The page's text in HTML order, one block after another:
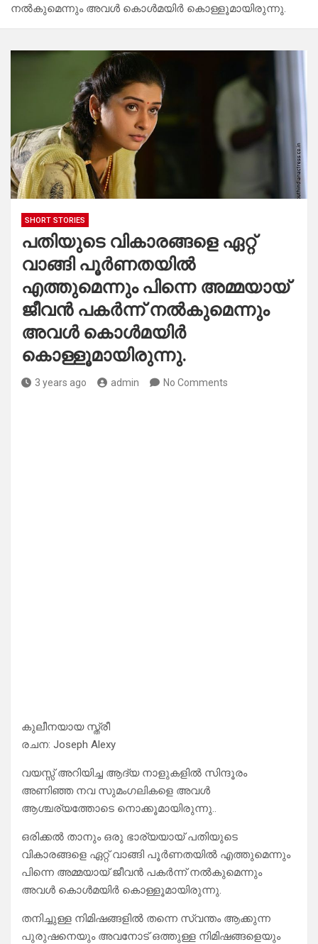
നൽകുമെന്നും അവൾ കൊൾമയിർ കൊള്ളൂമായിരുന്നു.
SHORT STORIES
പതിയുടെ വികാരങ്ങളെ ഏറ്റ്
വാങ്ങി പൂർണതയിൽ
എത്തുമെന്നും പിന്നെ അമ്മയായ്
ജീവൻ പകർന്ന് നൽകുമെന്നും
അവൾ കൊൾമയിർ
കൊള്ളൂമായിരുന്നു.
3 years ago admin No Comments
കുലീനയായ സ്ത്രീ
രചന: Joseph Alexy
വയസ്സ് അറിയിച്ച ആദ്യ നാളുകളിൽ സിന്ദൂരം
അണിഞ്ഞ നവ സുമംഗലികളെ അവൾ
ആശ്ചര്യത്തോടെ നൊക്കൂമായിരുന്നു..
ഒരിക്കൽ താനും ഒരു ഭാര്യയായ് പതിയുടെ
വികാരങ്ങളെ ഏറ്റ് വാങ്ങി പൂർണതയിൽ എത്തുമെന്നും
പിന്നെ അമ്മയായ് ജീവൻ പകർന്ന് നൽകുമെന്നും
അവൾ കൊൾമയിർ കൊള്ളൂമായിരുന്നു.
തനിച്ചുള്ള നിമിഷങ്ങളിൽ തന്നെ സ്വന്തം ആക്കുന്ന
പുരുഷനെയും അവനോട് ഒത്തുള്ള നിമിഷങ്ങളെയും